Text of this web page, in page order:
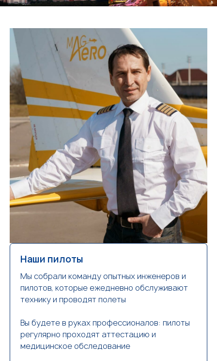
Наши пилоты
Мы собрали команду опытных инженеров и
пилотов, которые ежедневно обслуживают
технику и проводят полеты
Вы будете в руках профессионалов: пилоты
регулярно проходят аттестацию и
медицинское обследование